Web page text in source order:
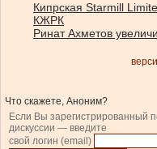
Кипрская Starmill
КЖРК
Ринат Ахметов
Что скажете, Аноним?
Если Вы зарегистрированный
дискуссии — введите
свой логин (email)